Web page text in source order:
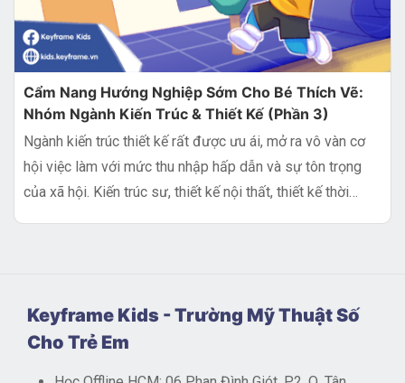
Cẩm Nang Hướng Nghiệp Sớm Cho Bé Thích Vẽ:
Nhóm Ngành Kiến Trúc & Thiết Kế (Phần 3)
Ngành kiến trúc thiết kế rất được ưu ái, mở ra vô vàn cơ
hội việc làm với mức thu nhập hấp dẫn và sự tôn trọng
của xã hội. Kiến trúc sư, thiết kế nội thất, thiết kế thời
Keyframe Kids - Trường Mỹ Thuật Số
Cho Trẻ Em